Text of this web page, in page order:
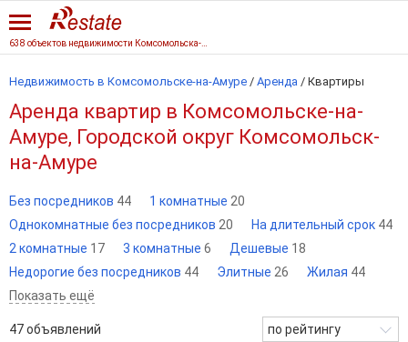
Недвижимость в Комсомольске-на-Амуре / Аренда / Квартиры
Аренда квартир в Комсомольске-на-
Амуре, Городской округ Комсомольск-
на-Амуре
Без посредников 44 1 комнатные 20
Однокомнатные без посредников 20 На длительный срок 44
2 комнатные 17 3 комнатные 6 Дешевые 18
Недорогие без посредников 44 Элитные 26 Жилая 44
Показать ещё
47объявлений по рейтингу